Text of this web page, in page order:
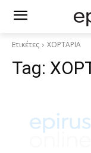
Ετικέτες ΧΟΡΤΑΡΙΑ
Tag: